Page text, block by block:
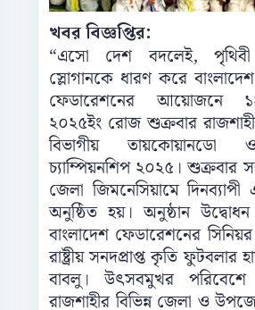
খবর বিজ্ঞপ্তির:
“এসো দেশ বদলেই,
স্লোগানকে ধারণ করে
ফেডারেশনের আয়োজনে
২০২৫ইং রোজ শুক্রবার
বিভাগীয়
চ্যাম্পিয়নশিপ ২০২৫। শুক্রবার
জেলা জিমনেসিয়ামে দিনব্যাপী
অনুষ্ঠিত হয়। অনুষ্ঠান
বাংলাদেশ ফেডারেশনের
রাষ্ট্রীয় সনদপ্রাপ্ত কৃতি ফুটবলার
বাবলু। উৎসবমুখর
রাজশাহীর বিভিন্ন জেলা ও